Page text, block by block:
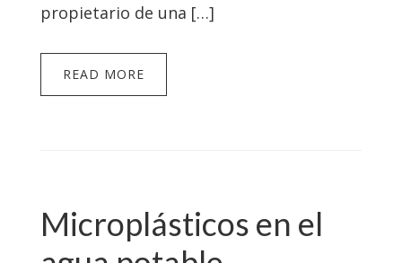
propietario de una […]
READ MORE
Microplásticos en el